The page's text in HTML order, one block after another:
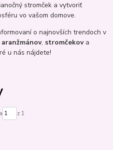
stromček a vytvoriť
vo vašom domove.
o najnovších trendoch v
, stromčekova
u nás nájdete!
z 1